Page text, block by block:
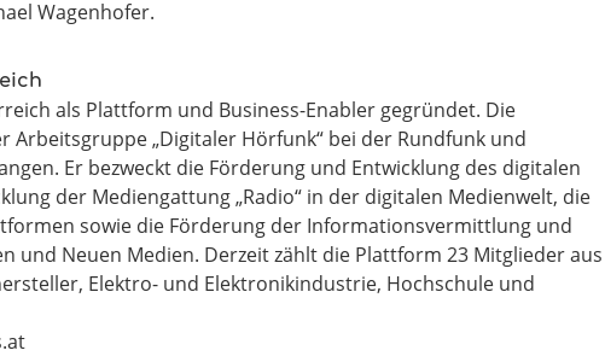
Wagenhofer.
als Plattform und Business-Enabler gegründet. Die
„Digitaler Hörfunk“ bei der Rundfunk und
Er bezweckt die Förderung und Entwicklung des digitalen
der Mediengattung „Radio“ in der digitalen Medienwelt, die
sowie die Förderung der Informationsvermittlung und
und Neuen Medien. Derzeit zählt die Plattform 23 Mitglieder aus
Elektro- und Elektronikindustrie, Hochschule und